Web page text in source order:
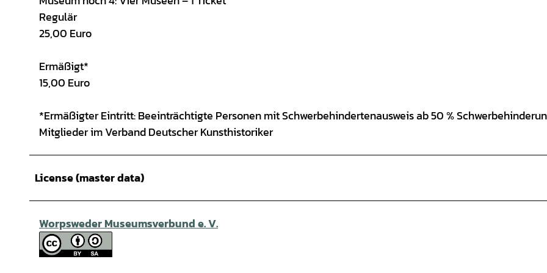
Regulär
25,00 Euro
Ermäßigt*
15,00 Euro
*Ermäßigter Eintritt: Beeinträchtigte Personen mit Schwerbehindertenausweis ab 50 %
Mitglieder im Verband Deutscher Kunsthistoriker
License (master data)
Worpsweder Museumsverbund e. V.